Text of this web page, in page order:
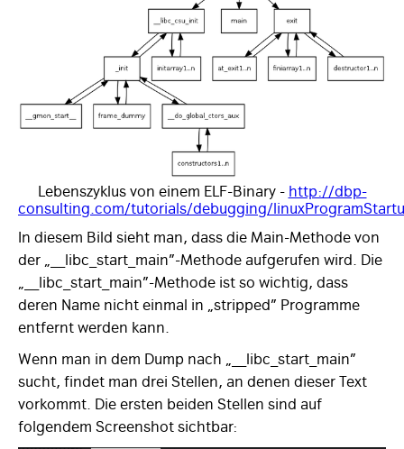
Lebenszyklus von einem ELF-Binary - http://dbp-
consulting.com/tutorials/debugging/
In diesem Bild sieht man, dass die Main-Methode von
der „__libc_start_main”-Methode aufgerufen wird. Die
„__libc_start_main”-Methode ist so wichtig, dass
deren Name nicht einmal in „stripped” Programme
entfernt werden kann.
Wenn man in dem Dump nach „__libc_start_main”
sucht, findet man drei Stellen, an denen dieser Text
vorkommt. Die ersten beiden Stellen sind auf
folgendem Screenshot sichtbar: